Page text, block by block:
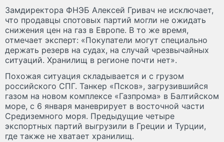
Замдиректора ФНЭБ Алексей Гривач не исключает,
что продавцы спотовых партий могли не ожидать
снижения цен на газ в Европе. В то же время,
отмечает эксперт: «Покупатели могут специально
держать резерв на судах, на случай чрезвычайных
ситуаций. Хранилищ в регионе почти нет».
Похожая ситуация складывается и с грузом
российского СПГ. Танкер «Псков», загрузившийся
газом на новом комплексе «Газпрома» в Балтийском
море, с 6 января маневрирует в восточной части
Средиземного моря. Предыдущие четыре
экспортных партий выгрузили в Греции и Турции,
где также не хватает хранилищ.